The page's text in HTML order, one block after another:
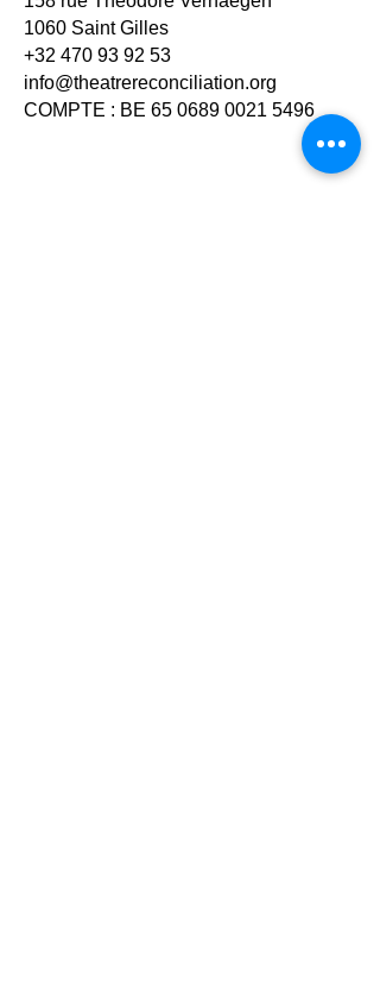
1060 Saint Gilles
+32 470 93 92 53
info@theatrereconciliation.org
COMPTE : BE 65 0689 0021 5496